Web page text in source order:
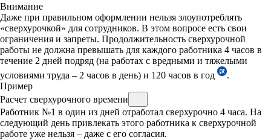
Внимание
Даже при правильном оформлении нельзя злоупотреблять
«сверхурочкой» для сотрудников. В этом вопросе есть свои
ограничения и запреты. Продолжительность сверхурочной
работы не должна превышать для каждого работника 4 часов в
течение 2 дней подряд (на работах с вредными и тяжелыми
условиями труда – 2 часов в день) и 120 часов в год
.
Пример
Расчет сверхурочного времени
Работник №1 в один из дней отработал сверхурочно 4 часа. На
следующий день привлекать этого работника к сверхурочной
работе уже нельзя – даже с его согласия.